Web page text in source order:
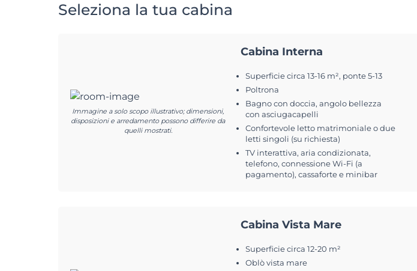
Seleziona la tua cabina
Immagine a solo scopo illustrativo; dimensioni,
disposizioni e arredamento possono differire da
quelli mostrati.
Cabina Interna
Superficie circa 13-16 m², ponte 5-13
Poltrona
Bagno con doccia, angolo bellezza
con asciugacapelli
Confortevole letto matrimoniale o due
letti singoli (su richiesta)
TV interattiva, aria condizionata,
telefono, connessione Wi-Fi (a
pagamento), cassaforte e minibar
Cabina Vista Mare
Superficie circa 12-20 m²
Oblò vista mare